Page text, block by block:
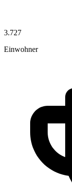
3.727
Einwohner